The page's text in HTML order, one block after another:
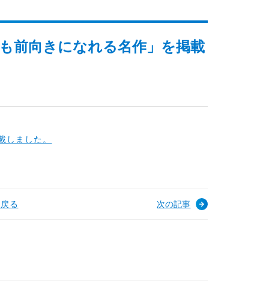
前向きになれる名作」を掲載
ました。
る 次の記事